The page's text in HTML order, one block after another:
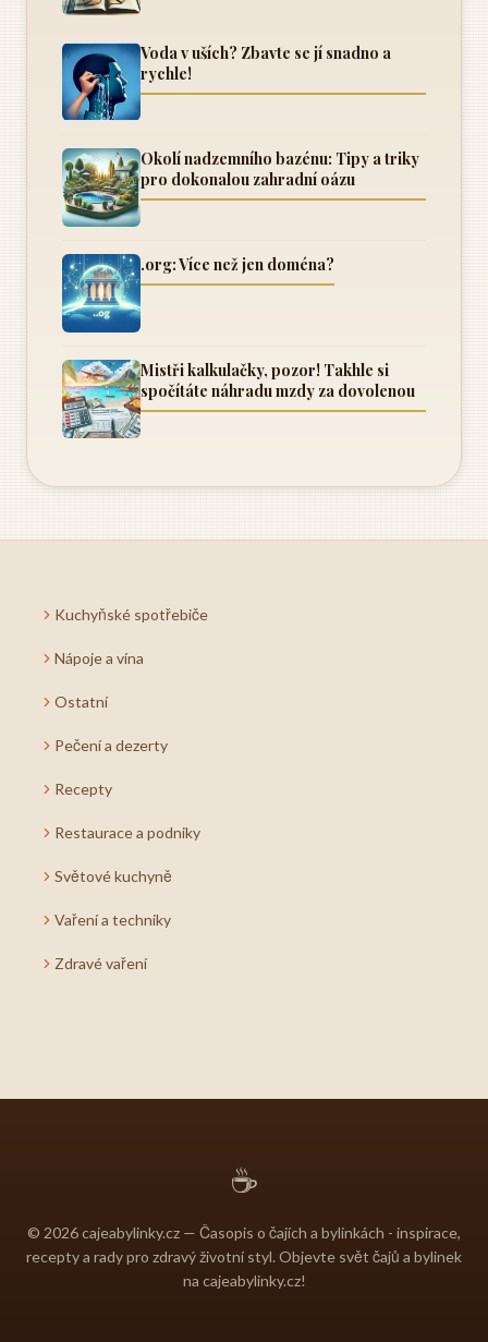
Voda v uších? Zbavte se jí snadno a
rychle!
Okolí nadzemního bazénu: Tipy a triky
pro dokonalou zahradní oázu
.org: Více než jen doména?
Mistři kalkulačky, pozor! Takhle si
spočítáte náhradu mzdy za dovolenou
Kuchyňské spotřebiče
Nápoje a vína
Ostatní
Pečení a dezerty
Recepty
Restaurace a podniky
Světové kuchyně
Vaření a techniky
Zdravé vaření
☕
© 2026 cajeabylinky.cz — Časopis o čajích a bylinkách - inspirace,
recepty a rady pro zdravý životní styl. Objevte svět čajů a bylinek
na cajeabylinky.cz!